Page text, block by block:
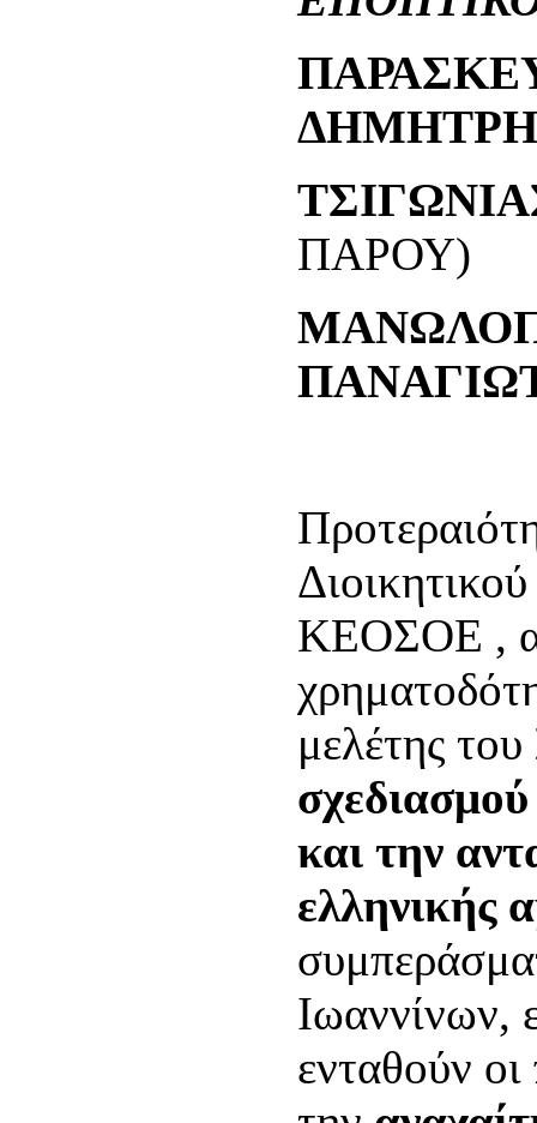
ΠΑΡΟΥ)
ΚΕΟΣΟΕ ,
μελέτης του
και την
ελληνικής
Ιωαννίνων,
ενταθούν